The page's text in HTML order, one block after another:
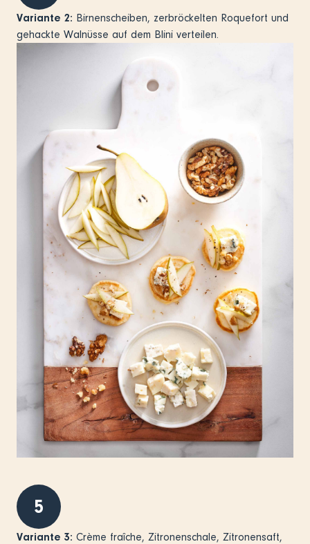
Variante 2: Birnenscheiben, zerbröckelten Roquefort und
gehackte Walnüsse auf dem Blini verteilen.
5
Variante 3: Crème fraîche, Zitronenschale, Zitronensaft,